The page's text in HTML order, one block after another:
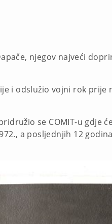
njegov najveći
i odslužio vojni rok prije
se COMIT-u gdje
a posljednjih 12